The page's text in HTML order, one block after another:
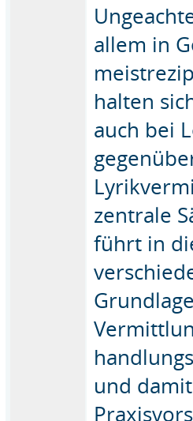
allem in
halten
auch bei
zentrale
führt in
und